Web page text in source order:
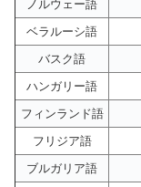
ノルウェー語
ベラルーシ語
バスク語
ハンガリー語
フィンランド語
フリジア語
ブルガリア語